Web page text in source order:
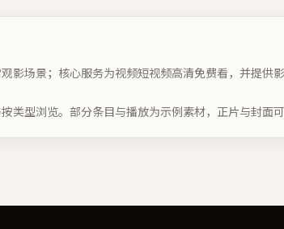
影场景；核心服务为视频短视频高清免费看，并提供
类型浏览。部分条目与播放为示例素材，正片与封面